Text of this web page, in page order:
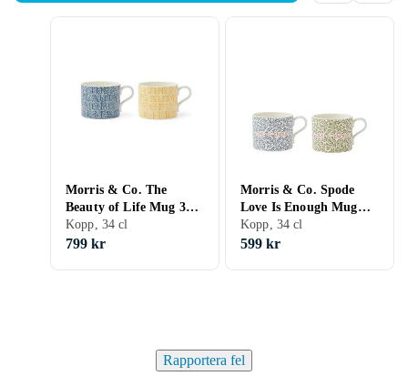
Morris & Co. The
Beauty of Life Mug 34cl
2-pack
Kopp, 34 cl
799 kr
Morris & Co. Spode
Love Is Enough Mug
34cl 2-pack
Kopp, 34 cl
599 kr
Rapportera fel